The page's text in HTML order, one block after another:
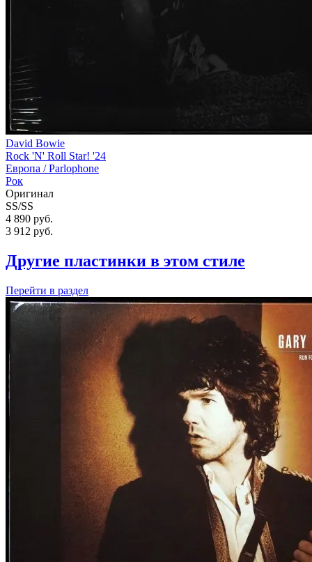
David Bowie
Rock 'N' Roll Star! '24
Европа /Parlophone
Рок
Оригинал
SS/SS
4 890 руб.
3 912 руб.
Другие пластинки в этом стиле
Перейти в раздел